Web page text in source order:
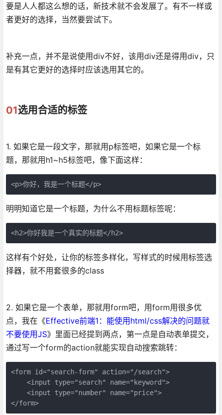
要是人人都这么想的话，新技术就不会发展了。有不一样或
者更好的选择，当然要尝试下。
补充一点，并不是说使用div不好，该用div还是得用div，只
是有其它更好的选择时应该选用其它的。
01选用合适的标签
1. 如果它是一段文字，那就用p标签吧，如果它是一个标
题，那就用h1~h5标签吧，像下面这样：
<p>你好，我是一个标题</p>
明明知道它是一个标题，为什么不用标题标签呢：
<h2>你好我是一个真实的标题</h2>
这样有个好处，让你的标签多样化，写样式的时候用标签选
择器，就不用套很多的class
2. 如果它是一个表单，那就用form吧，用form用很多优
点，我在《Effective前端1：能使用html/css解决的问题就
不要使用JS》里面已经提到两点，第一点是自动表单提交，
通过写一个form的action就能实现自动搜索跳转：
<form id="search-form" action="/search">
<input type="search" name="keyword">
<input type="number" name="price">
</form>